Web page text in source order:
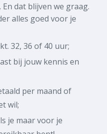
. En dat blijven we graag.
alles goed voor je
32, 36 of 40 uur;
bij jouw kennis en
per maand of
wil;
je maar voor je